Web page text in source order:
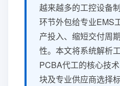
越来越多的工控设备
环节外包给专业EMS
产投入、缩短交付周
性。本文将系统解析
PCBA代工的核心技
块及专业供应商选择